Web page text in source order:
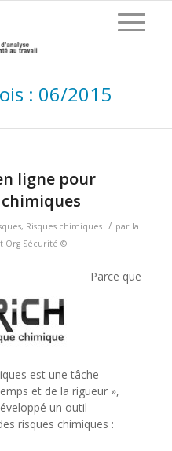
: 06/2015
ligne pour
, Risques chimiques / par la
Org Sécurité ©
Parce que
est une tâche
et de la rigueur »,
un outil
risques chimiques :